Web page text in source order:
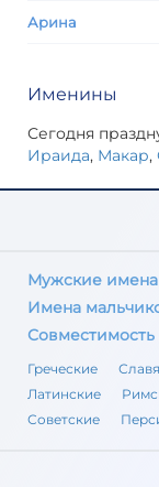
Арина
Именины
Сегодня
Ираида, Макар,
Мужские имена
Имена
Греческие
Латинские
Советские